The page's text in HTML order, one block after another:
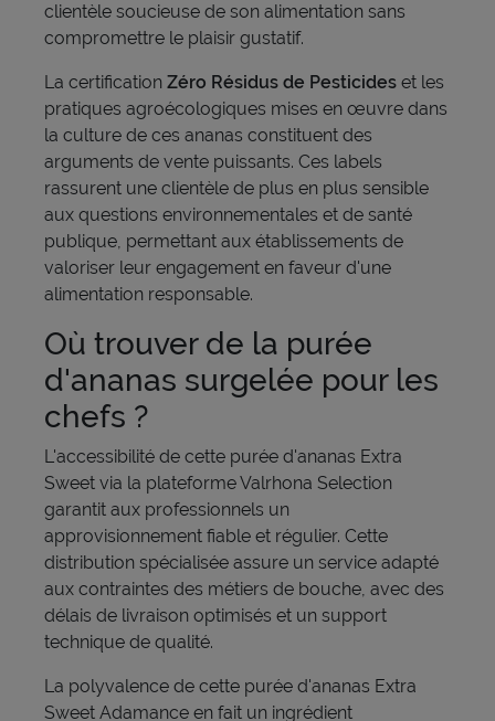
clientèle soucieuse de son alimentation sans
compromettre le plaisir gustatif.
La certification Zéro Résidus de Pesticides et les
pratiques agroécologiques mises en œuvre dans
la culture de ces ananas constituent des
arguments de vente puissants. Ces labels
rassurent une clientèle de plus en plus sensible
aux questions environnementales et de santé
publique, permettant aux établissements de
valoriser leur engagement en faveur d'une
alimentation responsable.
Où trouver de la purée
d'ananas surgelée pour les
chefs ?
L'accessibilité de cette purée d'ananas Extra
Sweet via la plateforme Valrhona Selection
garantit aux professionnels un
approvisionnement fiable et régulier. Cette
distribution spécialisée assure un service adapté
aux contraintes des métiers de bouche, avec des
délais de livraison optimisés et un support
technique de qualité.
La polyvalence de cette purée d'ananas Extra
Sweet Adamance en fait un ingrédient